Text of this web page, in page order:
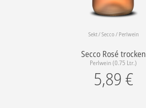
Sekt / Secco / Perlwein
Secco Rosé trocken
Perlwein (0.75 Ltr.)
5,89 €